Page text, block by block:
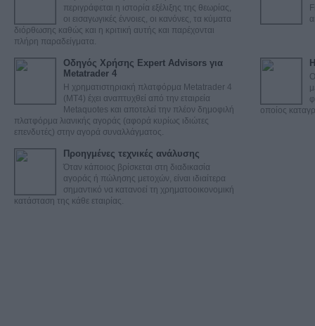
περιγράφεται η ιστορία εξέλιξης της θεωρίας,
οι εισαγωγικές έννοιες, οι κανόνες, τα κύματα
διόρθωσης καθώς και η κριτική αυτής και παρέχονται
πλήρη παραδείγματα.
Οδηγός Χρήσης Expert Advisors για
Metatrader 4
Η χρηματιστηριακή πλατφόρμα Metatrader 4
(ΜΤ4) έχει αναπτυχθεί από την εταιρεία
Metaquotes και αποτελεί την πλέον δημοφιλή
πλατφόρμα λιανικής αγοράς (αφορά κυρίως ιδιώτες
επενδυτές) στην αγορά συναλλάγματος.
οποίος
Προηγμένες τεχνικές ανάλυσης
Όταν κάποιος βρίσκεται στη διαδικασία
αγοράς ή πώλησης μετοχών, είναι ιδιαίτερα
σημαντικό να κατανοεί τη χρηματοοικονομική
κατάσταση της κάθε εταιρίας.